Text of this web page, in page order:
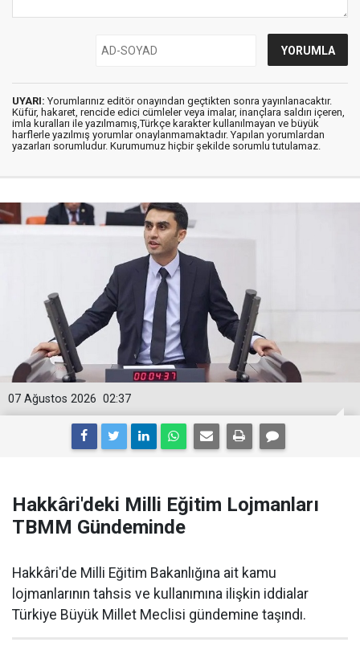
UYARI: Yorumlarınız editör onayından geçtikten sonra yayınlanacaktır.
Küfür, hakaret, rencide edici cümleler veya imalar, inançlara saldırı içeren,
imla kuralları ile yazılmamış,Türkçe karakter kullanılmayan ve büyük
harflerle yazılmış yorumlar onaylanmamaktadır. Yapılan yorumlardan
yazarları sorumludur. Kurumumuz hiçbir şekilde sorumlu tutulamaz.
02:37
07 Ağustos 2026
Hakkâri'deki Milli Eğitim Lojmanları
TBMM Gündeminde
Hakkâri'de Milli Eğitim Bakanlığına ait kamu
lojmanlarının tahsis ve kullanımına ilişkin iddialar
Türkiye Büyük Millet Meclisi gündemine taşındı.